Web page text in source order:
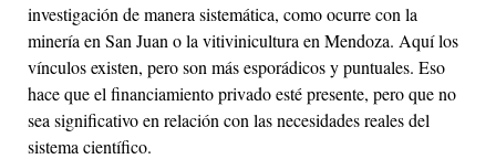
investigación de manera sistemática, como ocurre con la
minería en San Juan o la vitivinicultura en Mendoza. Aquí los
vínculos existen, pero son más esporádicos y puntuales. Eso
hace que el financiamiento privado esté presente, pero que no
sea significativo en relación con las necesidades reales del
sistema científico.